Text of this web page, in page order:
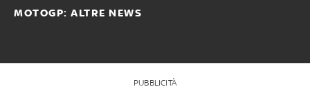
MOTOGP: ALTRE NEWS
PUBBLICITÀ